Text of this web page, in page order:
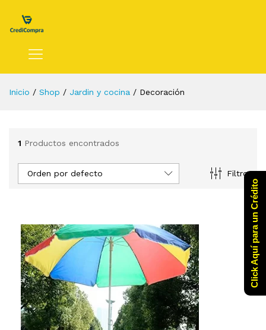
Inicio / Shop / Jardin y cocina / Decoración
1 Productos encontrados
Filtro
Orden por defecto
Click Aquí para un Crédito